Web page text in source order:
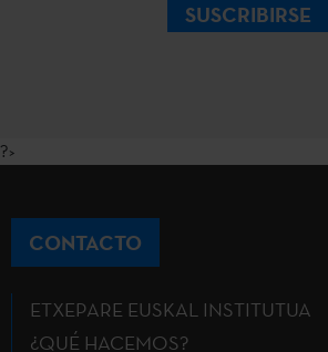
SUSCRIBIRSE
?>
CONTACTO
ETXEPARE EUSKAL INSTITUTUA
¿QUÉ HACEMOS?